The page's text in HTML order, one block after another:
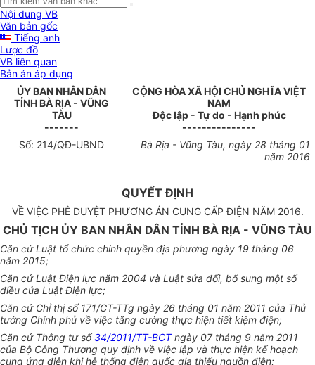
Nội dung VB
Văn bản gốc
Tiếng anh
Lược đồ
VB liên quan
Bản án áp dụng
ỦY BAN NHÂN DÂN
TỈNHBÀ RỊA - VŨNG
TÀU
-------
CỘNG HÒA XÃ HỘI CHỦ NGHĨA VIỆT
NAM
Độc lập - Tự do - Hạnh phúc
---------------
Số: 214/QĐ-UBND Bà Rịa - Vũng Tàu, ngày 28 tháng 01
năm 2016
QUYẾT ĐỊNH
VỀ VIỆC PHÊ DUYỆT PHƯƠNG ÁN CUNG CẤP ĐIỆN NĂM 2016.
CHỦ TỊCH ỦY BAN NHÂN DÂN TỈNH BÀ RỊA - VŨNG TÀU
Căn cứ Luật tổchức chính quyền địa phương ngày 19 tháng 06
năm 2015;
Căn cứ Luật Điện lực năm 2004 và Luật sửa đổi, bổ sung một số
điều của Luật Điện lực;
Căn cứ Chỉ thị số 171/CT-TTg ngày 26 tháng 01 năm 2011 của Thủ
tướng Chính phủ về việc tăng cường thực hiện tiết kiệm điện;
Căn cứ Thông tư số34/2011/TT-BCTngày 07 tháng 9 năm 2011
của Bộ Công Thương quy định về việc lập và thực hiện kế hoạch
cung ứng điện khi hệ thống điện quốc gia thiếu nguồn điện;